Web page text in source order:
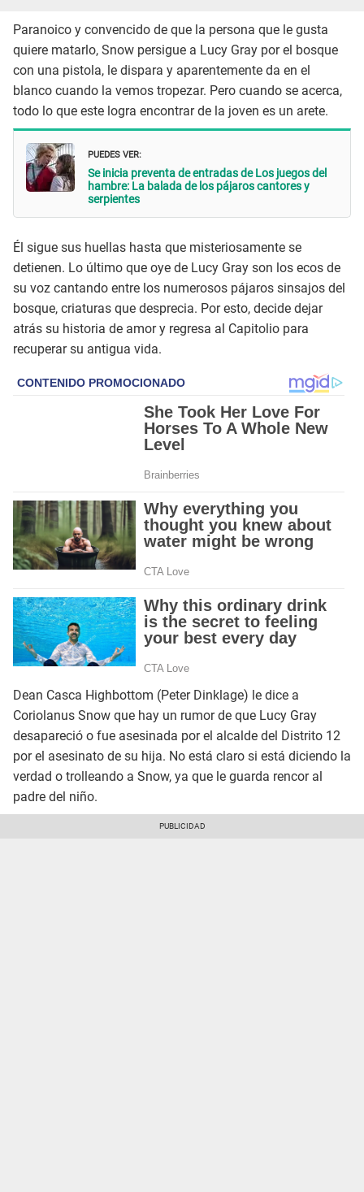
Paranoico y convencido de que la persona que le gusta
quiere matarlo, Snow persigue a Lucy Gray por el bosque
con una pistola, le dispara y aparentemente da en el
blanco cuando la vemos tropezar. Pero cuando se acerca,
todo lo que este logra encontrar de la joven es un arete.
PUEDES VER:
Se inicia preventa de entradas de Los juegos del
hambre: La balada de los pájaros cantores y
serpientes
Él sigue sus huellas hasta que misteriosamente se
detienen. Lo último que oye de Lucy Gray son los ecos de
su voz cantando entre los numerosos pájaros sinsajos del
bosque, criaturas que desprecia. Por esto, decide dejar
atrás su historia de amor y regresa al Capitolio para
recuperar su antigua vida.
Dean Casca Highbottom (Peter Dinklage) le dice a
Coriolanus Snow que hay un rumor de que Lucy Gray
desapareció o fue asesinada por el alcalde del Distrito 12
por el asesinato de su hija. No está claro si está diciendo la
verdad o trolleando a Snow, ya que le guarda rencor al
padre del niño.